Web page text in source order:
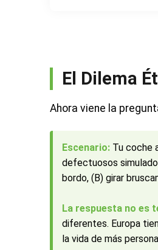
El Dilema
Ahora viene la
Escenario: Tu coche
defectuosos
bordo, (B) girar
La respuesta no es
diferentes. Europa
la vida de más